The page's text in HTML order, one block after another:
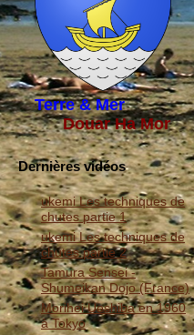
Terre & Mer
Douar Ha Mor
Dernières vidéos
ukemi Les techniques de
chutes partie 1
ukemi Les techniques de
chutes partie 2
Tamura Sensei -
Shumeikan Dojo (France)
Morihei Ueshiba en 1960
à Tokyo